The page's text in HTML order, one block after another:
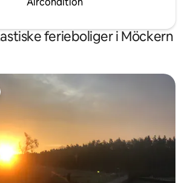
ferieboliger i Möckern